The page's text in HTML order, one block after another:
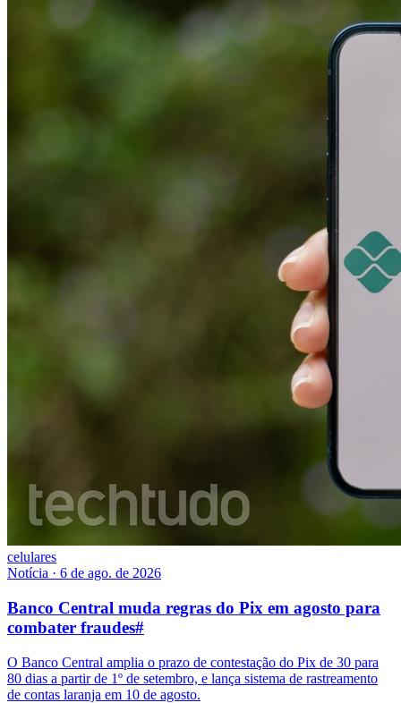
celulares
Notícia · 6 de ago. de 2026
Banco Central muda regras do Pix em agosto para
combater fraudes#
O Banco Central amplia o prazo de contestação do Pix de 30 para
80 dias a partir de 1º de setembro, e lança sistema de rastreamento
de contas laranja em 10 de agosto.